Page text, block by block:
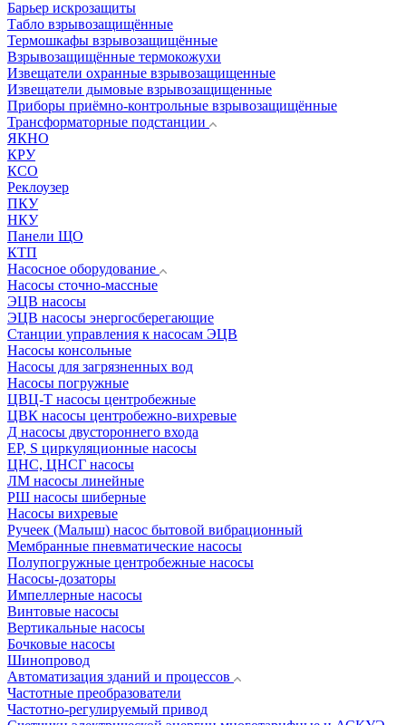
Барьер искрозащиты
Табло взрывозащищённые
Термошкафы взрывозащищённые
Взрывозащищённые термокожухи
Извещатели охранные взрывозащищенные
Извещатели дымовые взрывозащищенные
Приборы приёмно-контрольные взрывозащищённые
Трансформаторные подстанции
ЯКНО
КРУ
КСО
Реклоузер
ПКУ
НКУ
Панели ЩО
КТП
Насосное оборудование
Насосы сточно-массные
ЭЦВ насосы
ЭЦВ насосы энергосберегающие
Станции управления к насосам ЭЦВ
Насосы консольные
Насосы для загрязненных вод
Насосы погружные
ЦВЦ-Т насосы центробежные
ЦВК насосы центробежно-вихревые
Д насосы двустороннего входа
EP, S циркуляционные насосы
ЦНС, ЦНСГ насосы
ЛМ насосы линейные
РШ насосы шиберные
Насосы вихревые
Ручеек (Малыш) насос бытовой вибрационный
Мембранные пневматические насосы
Полупогружные центробежные насосы
Насосы-дозаторы
Импеллерные насосы
Винтовые насосы
Вертикальные насосы
Бочковые насосы
Шинопровод
Автоматизация зданий и процессов
Частотные преобразователи
Частотно-регулируемый привод